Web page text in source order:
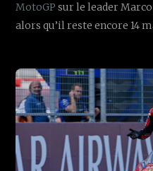
MotoGP sur le leader Marco
alors qu’il reste encore 14